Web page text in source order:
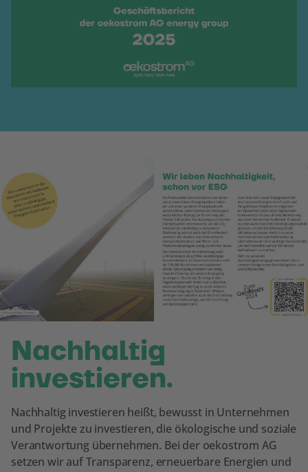
Nachhaltig
investieren.
Nachhaltig investieren heißt, bewusst in Unternehmen
und Projekte zu investieren, die ökologische und soziale
Verantwortung übernehmen. Bei der oekostrom AG
setzen wir auf Transparenz, erneuerbare Energien und